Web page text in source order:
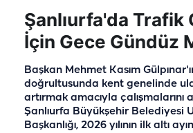
Şanlıurfa'da Trafik
İçin Gece Gündüz
Başkan Mehmet Kasım
doğrultusunda kent genelinde
artırmak amacıyla çalışmalarını
Şanlıurfa Büyükşehir Belediyesi
Başkanlığı, 2026 yılının ilk altı